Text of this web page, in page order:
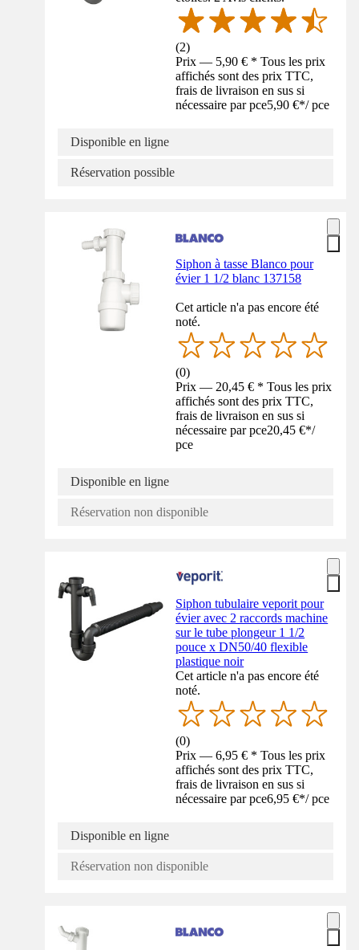
(2)
Prix — 5,90 € * Tous les prix
affichés sont des prix TTC,
frais de livraison en sus si
nécessaire par pce5,90 €*/ pce
Disponible en ligne
Réservation possible
Siphon à tasse Blanco pour
évier 1 1/2 blanc 137158
Cet article n'a pas encore été
noté.
(0)
Prix — 20,45 € * Tous les prix
affichés sont des prix TTC,
frais de livraison en sus si
nécessaire par pce20,45 €*/
pce
Disponible en ligne
Réservation non disponible
Siphon tubulaire veporit pour
évier avec 2 raccords machine
sur le tube plongeur 1 1/2
pouce x DN50/40 flexible
plastique noir
Cet article n'a pas encore été
noté.
(0)
Prix — 6,95 € * Tous les prix
affichés sont des prix TTC,
frais de livraison en sus si
nécessaire par pce6,95 €*/ pce
Disponible en ligne
Réservation non disponible